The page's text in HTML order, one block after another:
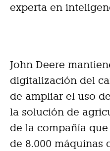
experta en
John Deere
digitalización del
de ampliar el uso
la solución de
de la compañía
de 8.000 máquinas